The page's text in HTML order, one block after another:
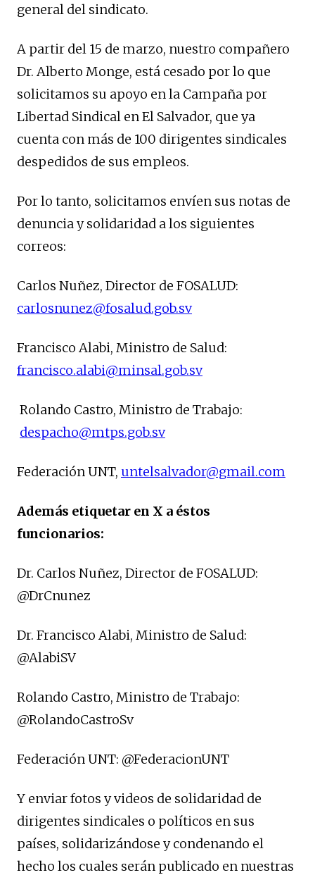
general del sindicato.
A partir del 15 de marzo, nuestro compañero
Dr. Alberto Monge, está cesado por lo que
solicitamos su apoyo en la Campaña por
Libertad Sindical en El Salvador, que ya
cuenta con más de 100 dirigentes sindicales
despedidos de sus empleos.
Por lo tanto, solicitamos envíen sus notas de
denuncia y solidaridad a los siguientes
correos:
Carlos Nuñez, Director de FOSALUD:
carlosnunez@fosalud.gob.sv
Francisco Alabi, Ministro de Salud:
francisco.alabi@minsal.gob.sv
Rolando Castro, Ministro de Trabajo:
despacho@mtps.gob.sv
Federación UNT, untelsalvador@gmail.com
Además etiquetar en X a éstos
funcionarios:
Dr. Carlos Nuñez, Director de FOSALUD:
@DrCnunez
Dr. Francisco Alabi, Ministro de Salud:
@AlabiSV
Rolando Castro, Ministro de Trabajo:
@RolandoCastroSv
Federación UNT: @FederacionUNT
Y enviar fotos y videos de solidaridad de
dirigentes sindicales o políticos en sus
países, solidarizándose y condenando el
hecho los cuales serán publicado en nuestras